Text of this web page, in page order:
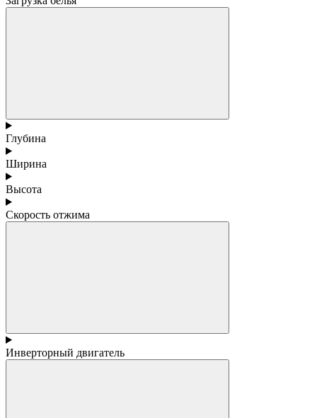
Глубина
Ширина
Высота
Скорость отжима
Инверторный двигатель